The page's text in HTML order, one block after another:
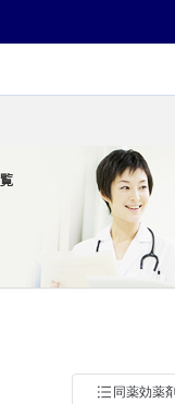
同薬効薬剤